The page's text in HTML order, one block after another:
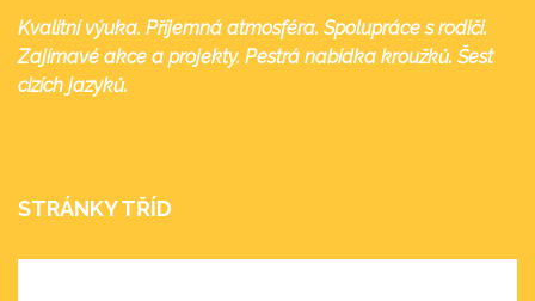
Kvalitní výuka. Příjemná atmosféra. Spolupráce s rodiči.
Zajímavé akce a projekty. Pestrá nabídka kroužků. Šest
cizích jazyků.
STRÁNKY TŘÍD